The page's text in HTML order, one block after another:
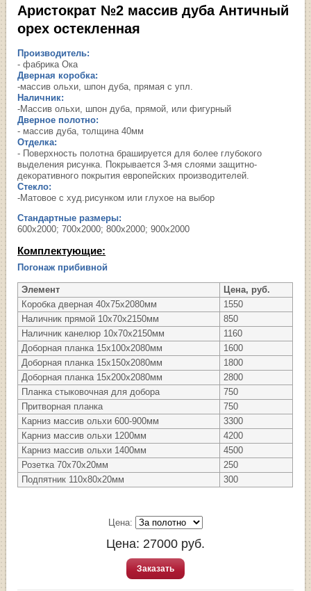
Аристократ №2 массив дуба Античный
орех остекленная
Производитель:
- фабрика Ока
Дверная коробка:
-массив ольхи, шпон дуба, прямая с упл.
Наличник:
-Массив ольхи, шпон дуба, прямой, или фигурный
Дверное полотно:
- массив дуба, толщина 40мм
Отделка:
- Поверхность полотна брашируется для более глубокого
выделения рисунка. Покрывается 3-мя слоями защитно-
декоративного покрытия европейских производителей.
Стекло:
-Матовое с худ.рисунком или глухое на выбор
Стандартные размеры:
600х2000; 700х2000; 800х2000; 900х2000
Комплектующие:
Погонаж прибивной
Элемент
Цена, руб.
Коробка дверная 40х75х2080мм
1550
Наличник прямой 10х70х2150мм
850
Наличник канелюр 10х70х2150мм
1160
Доборная планка 15х100х2080мм
1600
Доборная планка 15х150х2080мм
1800
Доборная планка 15х200х2080мм
2800
Планка стыковочная для добора
750
Притворная планка
750
Карниз массив ольхи 600-900мм
3300
Карниз массив ольхи 1200мм
4200
Карниз массив ольхи 1400мм
4500
Розетка 70х70х20мм
250
Подпятник 110х80х20мм
300
Цена:
Цена: 27000 руб.
Заказать